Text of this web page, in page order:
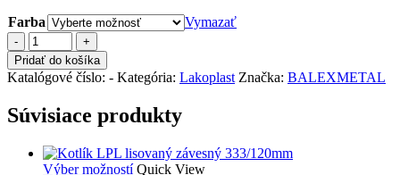
Farba
Vymazať
množstvo
Žľabový
hák
LPL
333/550mm
Pridať do košíka
Katalógové číslo: - Kategória: Lakoplast Značka: BALEXMETAL
Súvisiace produkty
Výber možností Quick View